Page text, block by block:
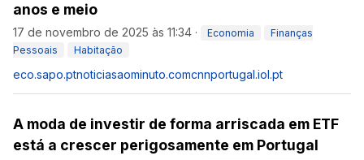
anos e meio
17 de novembro de 2025 às 11:34 · Economia
Finanças
Pessoais
Habitação
eco.sapo.ptnoticiasaominuto.comcnnportugal.iol.pt
A moda de investir de forma arriscada em ETF
está a crescer perigosamente em Portugal